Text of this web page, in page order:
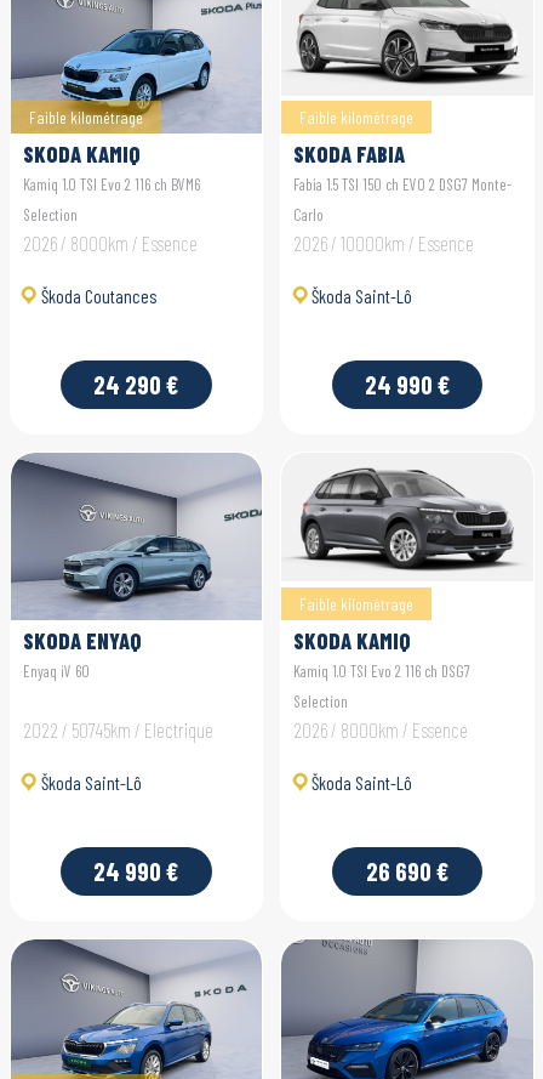
Faible kilométrage
SKODA KAMIQ
Kamiq 1.0 TSI Evo 2 116 ch BVM6
Selection
2026 / 8000km / Essence
Škoda Coutances
24 290 €
Faible kilométrage
SKODA FABIA
Fabia 1.5 TSI 150 ch EVO 2 DSG7 Monte-
Carlo
2026 / 10000km / Essence
Škoda Saint-Lô
24 990 €
SKODA ENYAQ
Enyaq iV 60
2022 / 50745km / Electrique
Škoda Saint-Lô
24 990 €
Faible kilométrage
SKODA KAMIQ
Kamiq 1.0 TSI Evo 2 116 ch DSG7
Selection
2026 / 8000km / Essence
Škoda Saint-Lô
26 690 €